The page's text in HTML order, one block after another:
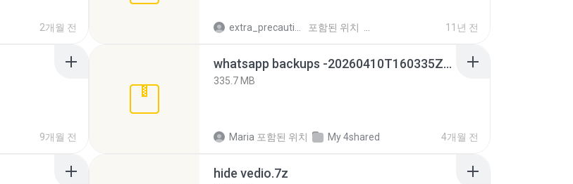
2개월 전 포함된 위치 11년 전
9개월 전
whatsapp backups -20260410T160335Z-3-001.zip
335.7 MB
Maria 포함된 위치 My 4shared 4개월 전
hide vedio.7z